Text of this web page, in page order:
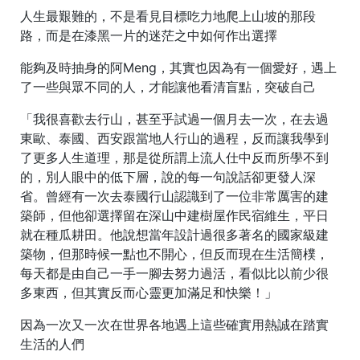
人生最艱難的，不是看見目標吃力地爬上山坡的那段
路，而是在漆黑一片的迷茫之中如何作出選擇
能夠及時抽身的阿Meng，其實也因為有一個愛好，遇上
了一些與眾不同的人，才能讓他看清盲點，突破自己
「我很喜歡去行山，甚至乎試過一個月去一次，在去過
東歐、泰國、西安跟當地人行山的過程，反而讓我學到
了更多人生道理，那是從所謂上流人仕中反而所學不到
的，別人眼中的低下層，說的每一句說話卻更發人深
省。曾經有一次去泰國行山認識到了一位非常厲害的建
築師，但他卻選擇留在深山中建樹屋作民宿維生，平日
就在種瓜耕田。他說想當年設計過很多著名的國家級建
築物，但那時候一點也不開心，但反而現在生活簡樸，
每天都是由自己一手一腳去努力過活，看似比以前少很
多東西，但其實反而心靈更加滿足和快樂！」
因為一次又一次在世界各地遇上這些確實用熱誠在踏實
生活的人們